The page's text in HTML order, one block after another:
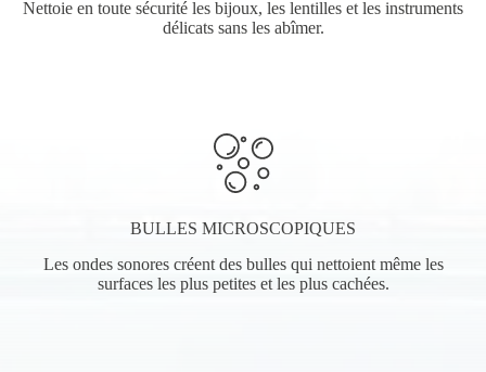
Nettoie en toute sécurité les bijoux, les lentilles et les instruments
délicats sans les abîmer.
BULLES MICROSCOPIQUES
Les ondes sonores créent des bulles qui nettoient même les
surfaces les plus petites et les plus cachées.